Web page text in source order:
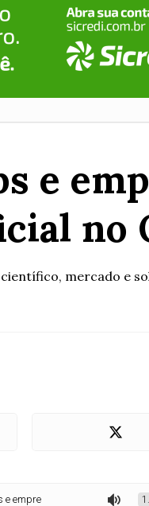
e
no
mercado e
em debate sobre inteligência